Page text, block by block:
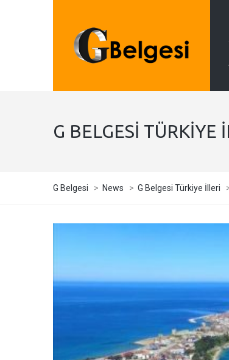
G BELGESI TÜRKIYE
G Belgesi > News > G Belgesi Türkiye İlleri